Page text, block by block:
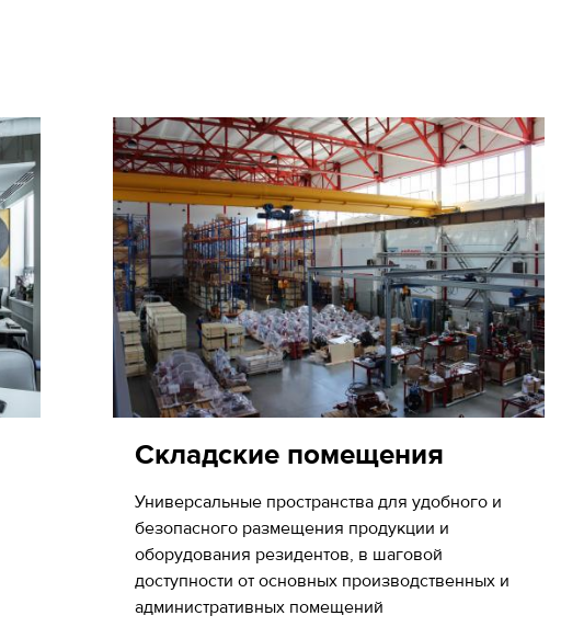
Складские помещения
Универсальные пространства для удобного и
безопасного размещения продукции и
оборудования резидентов, в шаговой
доступности от основных производственных и
административных помещений